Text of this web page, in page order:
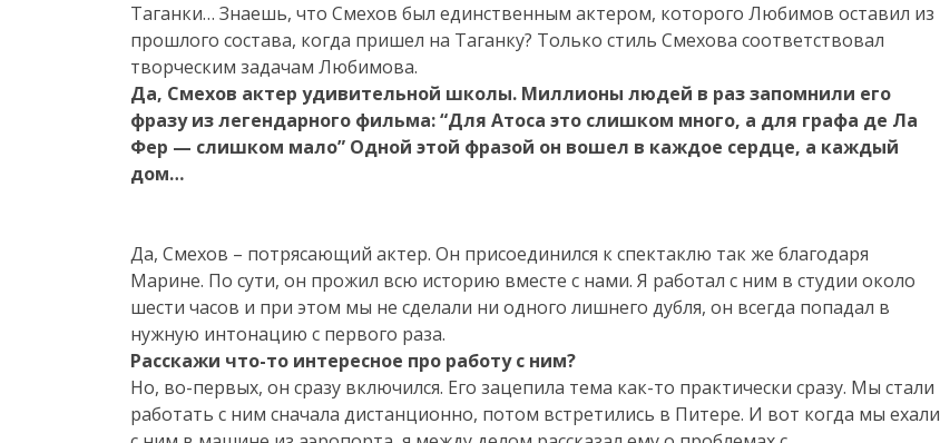
Таганки… Знаешь, что Смехов был единственным актером, которого Любимов оставил из
прошлого состава, когда пришел на Таганку? Только стиль Смехова соответствовал
творческим задачам Любимова.
Да, Смехов актер удивительной школы. Миллионы людей в раз запомнили его
фразу из легендарного фильма: “Для Атоса это слишком много, а для графа де Ла
Фер — слишком мало” Одной этой фразой он вошел в каждое сердце, а каждый
дом…
Да, Смехов – потрясающий актер. Он присоединился к спектаклю так же благодаря
Марине. По сути, он прожил всю историю вместе с нами. Я работал с ним в студии около
шести часов и при этом мы не сделали ни одного лишнего дубля, он всегда попадал в
нужную интонацию с первого раза.
Расскажи что-то интересное про работу с ним?
Но, во-первых, он сразу включился. Его зацепила тема как-то практически сразу. Мы стали
работать с ним сначала дистанционно, потом встретились в Питере. И вот когда мы ехали